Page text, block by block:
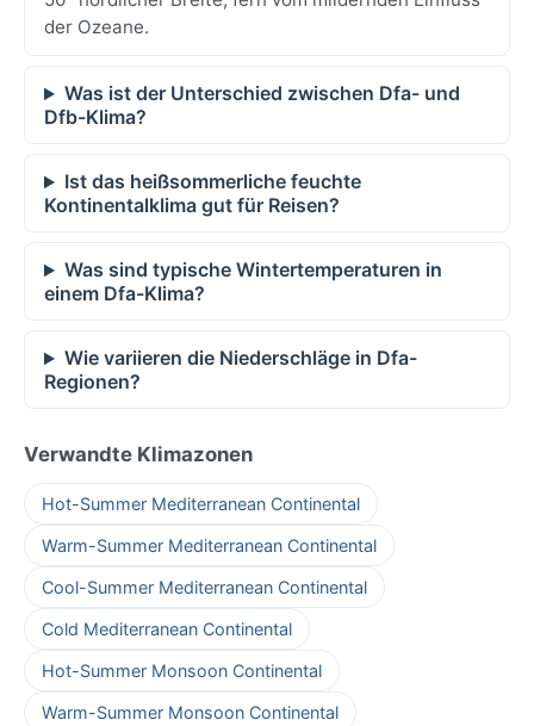
der Ozeane.
Was ist der Unterschied zwischen Dfa- und
Dfb-Klima?
Ist das heißsommerliche feuchte
Kontinentalklima gut für Reisen?
Was sind typische Wintertemperaturen in
einem Dfa-Klima?
Wie variieren die Niederschläge in Dfa-
Regionen?
Verwandte Klimazonen
Hot-Summer Mediterranean Continental
Warm-Summer Mediterranean Continental
Cool-Summer Mediterranean Continental
Cold Mediterranean Continental
Hot-Summer Monsoon Continental
Warm-Summer Monsoon Continental